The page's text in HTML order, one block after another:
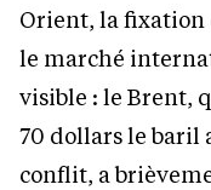
Orient, la fixation
le marché
visible : le Brent,
70 dollars le baril
conflit, a